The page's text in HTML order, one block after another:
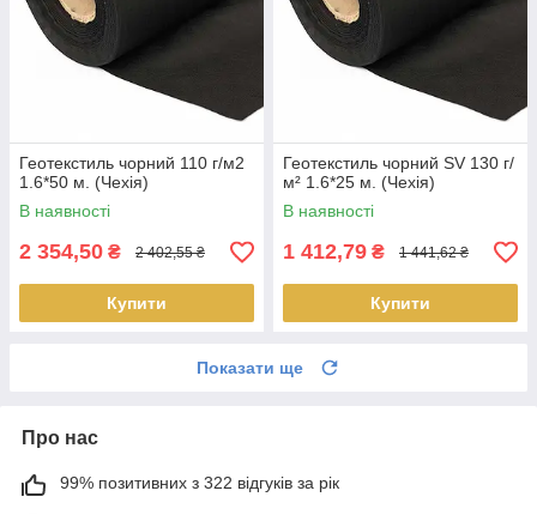
Геотекстиль чорний 110 г/м2
1.6*50 м. (Чехія)
В наявності
2 354,50 ₴ 2 402,55 ₴
Купити
Геотекстиль чорний SV 130 г/
м² 1.6*25 м. (Чехія)
В наявності
1 412,79 ₴ 1 441,62 ₴
Купити
Показати ще
Про нас
99% позитивних з 322 відгуків за рік